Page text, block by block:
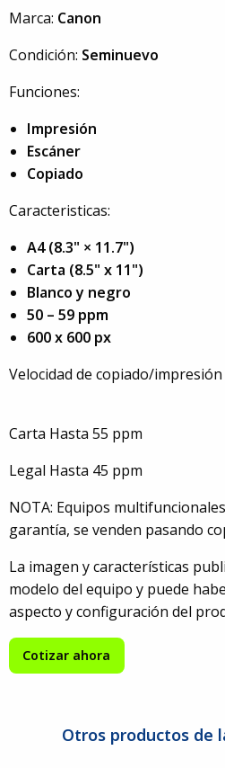
Marca: Canon
Condición: Seminuevo
Funciones:
Impresión
Escáner
Copiado
Caracteristicas:
A4 (8.3" × 11.7")
Carta (8.5" x 11")
Blanco y negro
50 – 59 ppm
600 x 600 px
Velocidad de copiado/
Carta Hasta 55 ppm
Legal Hasta 45 ppm
NOTA: Equipos
garantía, se venden pasando
La imagen y características
modelo del equipo y puede
aspecto y configuración del
Cotizar ahora
Otros productos de